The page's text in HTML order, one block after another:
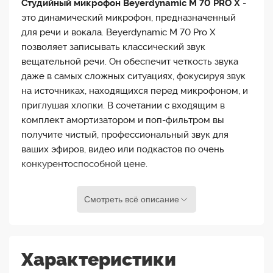
Студийный микрофон Beyerdynamic M 70 PRO X -
это динамический микрофон, предназначенный
для речи и вокала. Beyerdynamic M 70 Pro X
позволяет записывать классический звук
вещательной речи. Он обеспечит четкость звука
даже в самых сложных ситуациях, фокусируя звук
на источниках, находящихся перед микрофоном, и
приглушая хлопки. В сочетании с входящим в
комплект амортизатором и поп-фильтром вы
получите чистый, профессиональный звук для
ваших эфиров, видео или подкастов по очень
конкурентоспособной цене.
Особенности студийного микрофона
Beyerdynamic M 70 Pro X, создан для современных
Смотреть всё описание
Характеристики